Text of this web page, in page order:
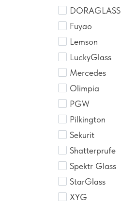
DORAGLASS
Fuyao
Lemson
LuckyGlass
Mercedes
Olimpia
PGW
Pilkington
Sekurit
Shatterprufe
Spektr Glass
StarGlass
XYG